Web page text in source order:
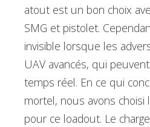
atout est un bon choix
SMG et pistolet.
invisible lorsque les
UAV avancés, qui
temps réel. En ce qui
mortel, nous avons choisi
pour ce loadout. Le